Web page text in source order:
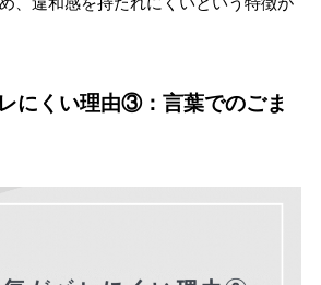
にくい理由③：言葉でのごま